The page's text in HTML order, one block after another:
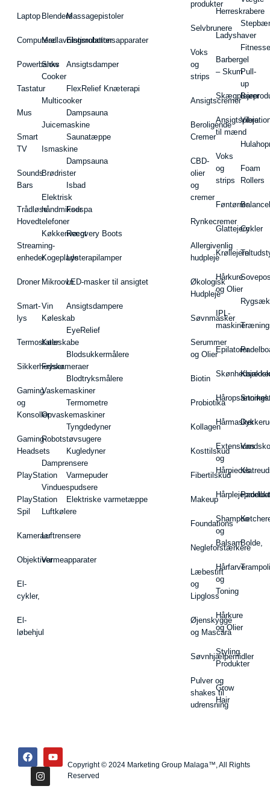
Laptop
Computere
Powerbanks
Tastatur
Mus
Smart
TV
Sounds
Bars
Trådløse
Hovedtelefoner
Streaming-
enheder
Droner
Smart-
lys
Termostater
Sikkerhedskameraer
Gaming
og
Konsoller
Gaming-
Headsets
PlayStation
PlayStation
Spil
Kameraer
Objektiver
El-
cykler,
El-
løbehjul
Blendere
Madlavningsrobotter
Slow
Cooker
Multicooker
Juicemaskine
Ismaskine
Brødrister
Elektrisk
håndmikser
Køkkenvægt
Kogeplade
Mikroovn
Vin
Køleskab
Køleskabe
Fryser
Vaskemaskiner
Opvaskemaskiner
Robotstøvsugere
Damprensere
Vinduespudsere
Luftkølere
Luftrensere
Varmeapparater
Massagepistoler
Elstimulationsapparater
Ansigtsdamper
FlexRelief Knæterapi
Dampsauna
Saunatæppe
Dampsauna
Isbad
Fodspa
Recovery Boots
Lysterapilamper
LED-masker til ansigtet
Ansigtsdampere
EyeRelief
Blodsukkermålere
Blodtryksmålere
Termometre
Tyngdedyner
Kugledyner
Varmepuder
Elektriske varmetæppe
produkter
Selvbrunere
Voks
og
strips
Ansigtscremer
Beroligende
Cremer
CBD-
olier
og
cremer
Rynkecremer
Allergivenlig
hudpleje
Økologisk
Hudpleje
Søvnmasker
Serummer
og Olier
Biotin
Probiotika
Kollagen
Kosttilskud
Fibertilskud
Makeup
Foundations
Negleforstærkere
Læbestift
og
Lipgloss
Øjenskygge
og Mascara
Søvnhjælpemidler
Pulver og
shakes til
udrensning
Herreskrabere
Ladyshaver
Barbergel
– Skum
Ansigtspleje
til mænd
Voks
og
strips
Føntørrer
Glattejern
Krøllejern
Hårkure
og Olier
IPL-
maskiner
Epilatorer
Hårmasker
Extensions
og
Hårpieces
Shampoo
og
Balsam
Hårfarve
og
Toning
Hårkure
og Olier
Styling
Produkter
Grow
Hair
Pull-
up
Barer
Foam
Rollers
Cykler
Vandsko
Bolde,
Copyright © 2024 Marketing Group Malaga™, All Rights
Reserved